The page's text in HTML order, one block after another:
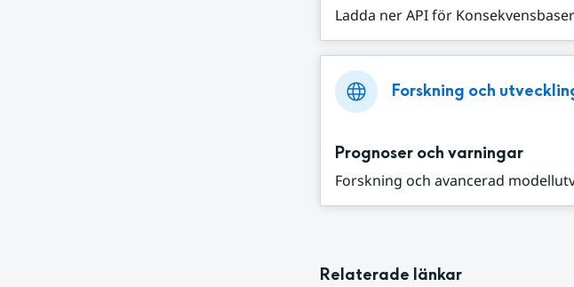
Ladda ner API för
Forskning och
Prognoser och varningar
Forskning och avancerad
Relaterade länkar